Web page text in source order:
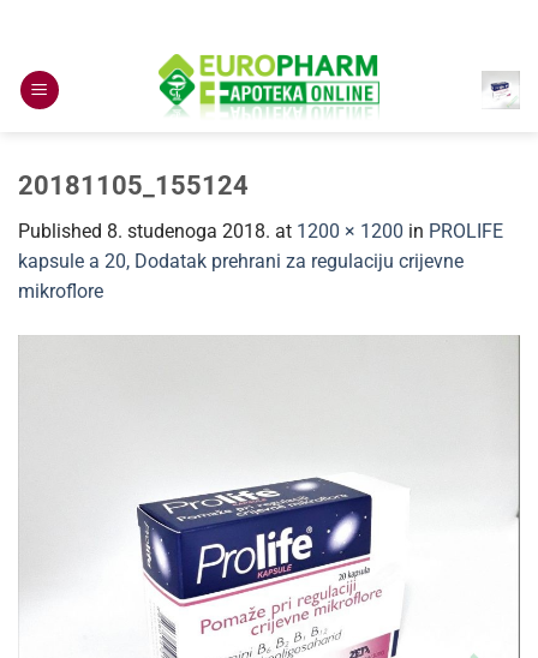
content
20181105_155124
Published 8. studenoga 2018. at 1200 × 1200 in PROLIFE
kapsule a 20, Dodatak prehrani za regulaciju crijevne
mikroflore